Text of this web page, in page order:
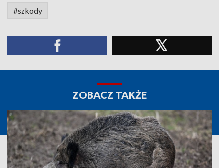
#szkody
ZOBACZ TAKŻE